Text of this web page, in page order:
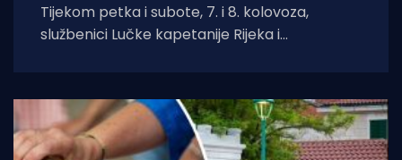
Tijekom petka i subote, 7. i 8. kolovoza,
službenici Lučke kapetanije Rijeka i